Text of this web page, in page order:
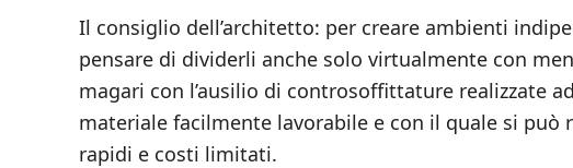
Il consiglio dell’architetto: per creare ambienti
pensare di dividerli anche solo virtualmente con
magari con l’ausilio di controsoffittature realizzate
materiale facilmente lavorabile e con il quale si può
rapidi e costi limitati.